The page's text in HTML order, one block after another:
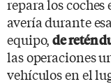
repara los coches
avería durante
equipo,de retén
las operaciones
vehículos en el